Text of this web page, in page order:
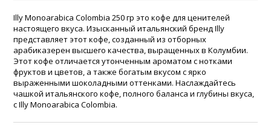
Illy Monoarabica Colombia 250 гр это кофе для ценителей
настоящего вкуса. Изысканный итальянский бренд Illy
представляет этот кофе, созданный из отборных
арабиказерен высшего качества, выращенных в Колумбии.
Этот кофе отличается утонченным ароматом с нотками
фруктов и цветов, а также богатым вкусом с ярко
выраженными шоколадными оттенками. Наслаждайтесь
чашкой итальянского кофе, полного баланса и глубины вкуса,
с Illy Monoarabica Colombia.